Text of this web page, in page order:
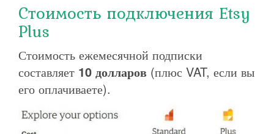
Стоимость подключения Etsy
Plus
Стоимость ежемесячной подписки
составляет 10 долларов (плюс VAT, если вы
его оплачиваете).